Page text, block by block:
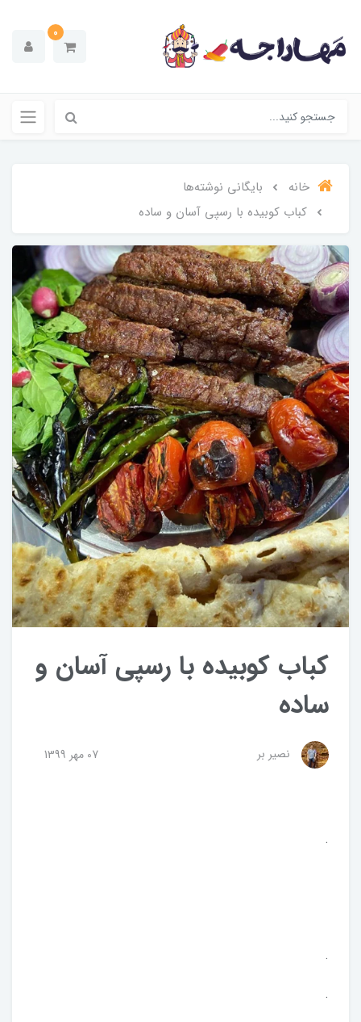
0
خانه
بایگانی نوشته‌ها
کباب کوبیده با رسپی آسان ‌و ساده
کباب کوبیده با رسپی آسان ‌و
ساده
نصیر بر 07 مهر 1399
.
.
.